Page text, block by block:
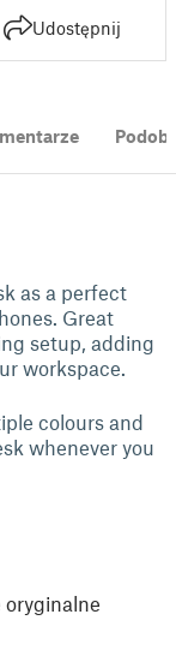
Udostępnij
as a perfect
Great
setup, adding
workspace.
colours and
whenever you
oryginalne